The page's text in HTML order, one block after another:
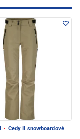
· Cedy II snowboardové